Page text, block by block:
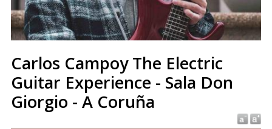
Carlos Campoy The Electric
Guitar Experience - Sala Don
Giorgio - A Coruña